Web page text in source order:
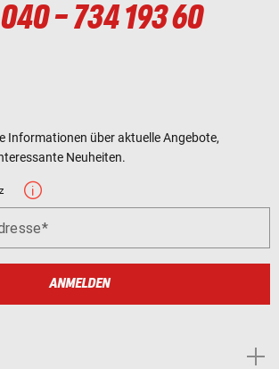
040 - 734 193 60
Informationen über aktuelle Angebote,
Neuheiten.
ANMELDEN